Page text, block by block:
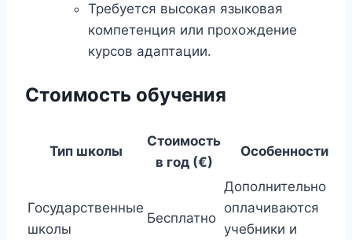
Требуется высокая языковая
компетенция или прохождение
курсов адаптации.
Стоимость обучения
Тип школы
Стоимость
в год (€)
Особенности
Государственные
школы
Бесплатно
Дополнительно
оплачиваются
учебники и